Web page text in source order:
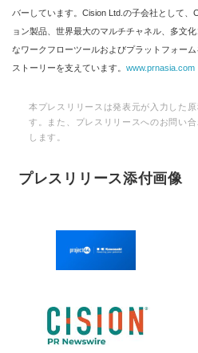
バーしています。Cision Ltd.の子会社として、
ョン製品、世界最大のマルチチャネル、多文
なワークフローツールおよびプラットフォー
ストーリーを支えています。 www.prnasia.com
本プレスリリースは発表元が入力した
す。また、プレスリリースへのお問い
します。
プレスリリース添付画像